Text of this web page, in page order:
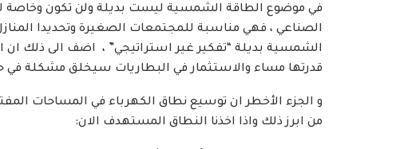
في موضوع الطاقة الشمسية ليست بديلة ولن تكون وخاصة
الصناعي ، فهي مناسبة للمجتمعات الصغيرة وتحديدا
الشمسية بديلة “تفكير غير استراتيجي” ، اضف الى ذلك ان
قدرتها مساء والاستثمار في البطاريات سيخلق مشكلة في
و الجزء الأخطر ان توسيع نطاق الكهرباء في المساحات
من ابرز ذلك واذا اخذنا النطاق المستهدف الان: